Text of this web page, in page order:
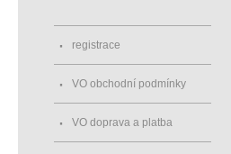
registrace
VO obchodní podmínky
VO doprava a platba